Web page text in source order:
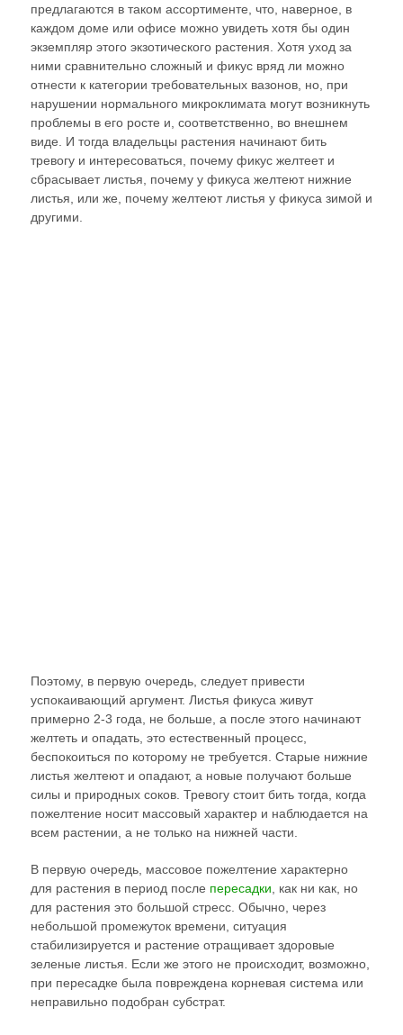
предлагаются в таком ассортименте, что, наверное, в
каждом доме или офисе можно увидеть хотя бы один
экземпляр этого экзотического растения. Хотя уход за
ними сравнительно сложный и фикус вряд ли можно
отнести к категории требовательных вазонов, но, при
нарушении нормального микроклимата могут возникнуть
проблемы в его росте и, соответственно, во внешнем
виде. И тогда владельцы растения начинают бить
тревогу и интересоваться, почему фикус желтеет и
сбрасывает листья, почему у фикуса желтеют нижние
листья, или же, почему желтеют листья у фикуса зимой и
другими.
Поэтому, в первую очередь, следует привести
успокаивающий аргумент. Листья фикуса живут
примерно 2-3 года, не больше, а после этого начинают
желтеть и опадать, это естественный процесс,
беспокоиться по которому не требуется. Старые нижние
листья желтеют и опадают, а новые получают больше
силы и природных соков. Тревогу стоит бить тогда, когда
пожелтение носит массовый характер и наблюдается на
всем растении, а не только на нижней части.
В первую очередь, массовое пожелтение характерно
для растения в период после пересадки , как ни как, но
для растения это большой стресс. Обычно, через
небольшой промежуток времени, ситуация
стабилизируется и растение отращивает здоровые
зеленые листья. Если же этого не происходит, возможно,
при пересадке была повреждена корневая система или
неправильно подобран субстрат.